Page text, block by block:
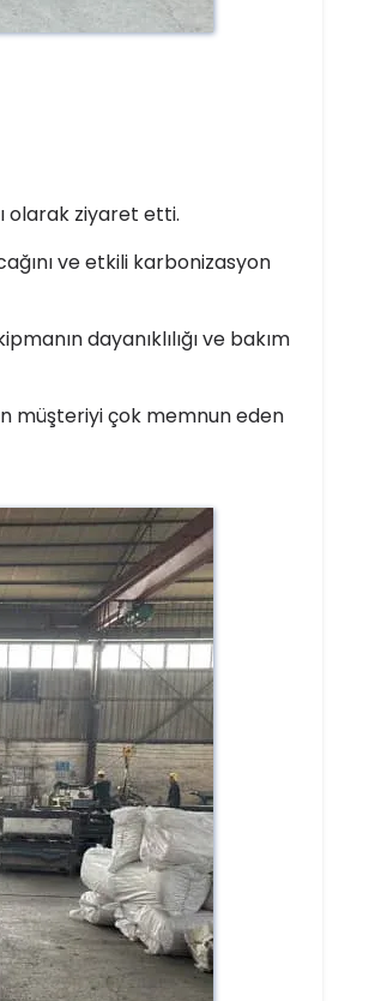
olarak ziyaret etti.
ve etkili karbonizasyon
dayanıklılığı ve bakım
müşteriyi çok memnun eden